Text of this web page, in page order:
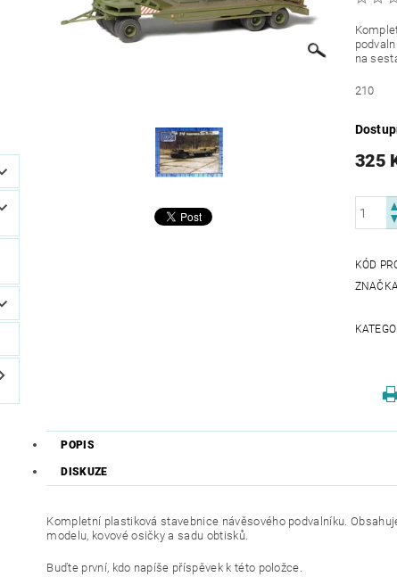
na
210
325
KÓD
POPIS
DISKUZE
Kompletní plastiková stavebnice návěsového podvalníku.
modelu, kovové osičky a sadu obtisků.
Buďte první, kdo napíše příspěvek k této položce.